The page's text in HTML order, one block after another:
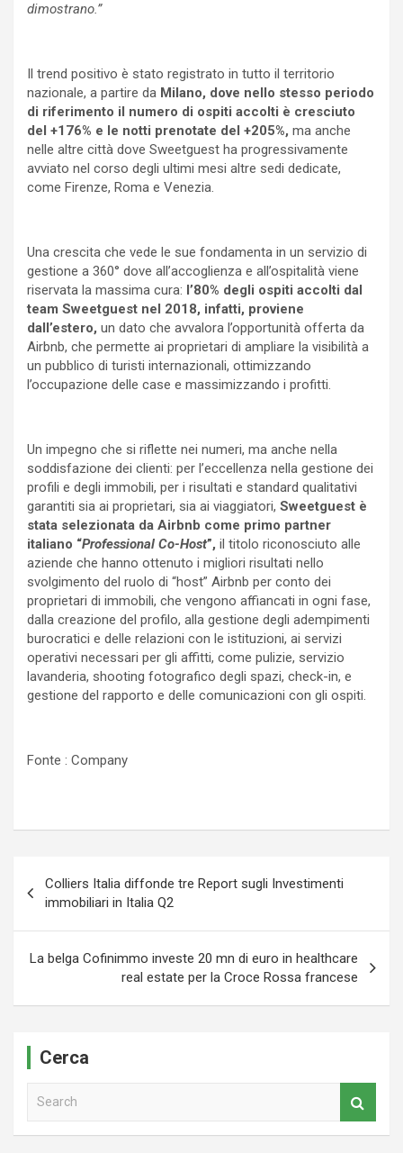
dimostrano.”
Il trend positivo è stato registrato in tutto il territorio
nazionale, a partire da Milano, dove nello stesso periodo
di riferimento il numero di ospiti accolti è cresciuto
del +176% e le notti prenotate del +205%, ma anche
nelle altre città dove Sweetguest ha progressivamente
avviato nel corso degli ultimi mesi altre sedi dedicate,
come Firenze, Roma e Venezia.
Una crescita che vede le sue fondamenta in un servizio di
gestione a 360° dove all’accoglienza e all’ospitalità viene
riservata la massima cura: l’80% degli ospiti accolti dal
team Sweetguest nel 2018, infatti, proviene
dall’estero, un dato che avvalora l’opportunità offerta da
Airbnb, che permette ai proprietari di ampliare la visibilità a
un pubblico di turisti internazionali, ottimizzando
l’occupazione delle case e massimizzando i profitti.
Un impegno che si riflette nei numeri, ma anche nella
soddisfazione dei clienti: per l’eccellenza nella gestione dei
profili e degli immobili, per i risultati e standard qualitativi
garantiti sia ai proprietari, sia ai viaggiatori, Sweetguest è
stata selezionata da Airbnb come primo partner
italiano “Professional Co-Host”, il titolo riconosciuto alle
aziende che hanno ottenuto i migliori risultati nello
svolgimento del ruolo di “host” Airbnb per conto dei
proprietari di immobili, che vengono affiancati in ogni fase,
dalla creazione del profilo, alla gestione degli adempimenti
burocratici e delle relazioni con le istituzioni, ai servizi
operativi necessari per gli affitti, come pulizie, servizio
lavanderia, shooting fotografico degli spazi, check-in, e
gestione del rapporto e delle comunicazioni con gli ospiti.
Fonte : Company
articoli
Colliers Italia diffonde tre Report sugli Investimenti
immobiliari in Italia Q2
La belga Cofinimmo investe 20 mn di euro in healthcare
real estate per la Croce Rossa francese
Cerca